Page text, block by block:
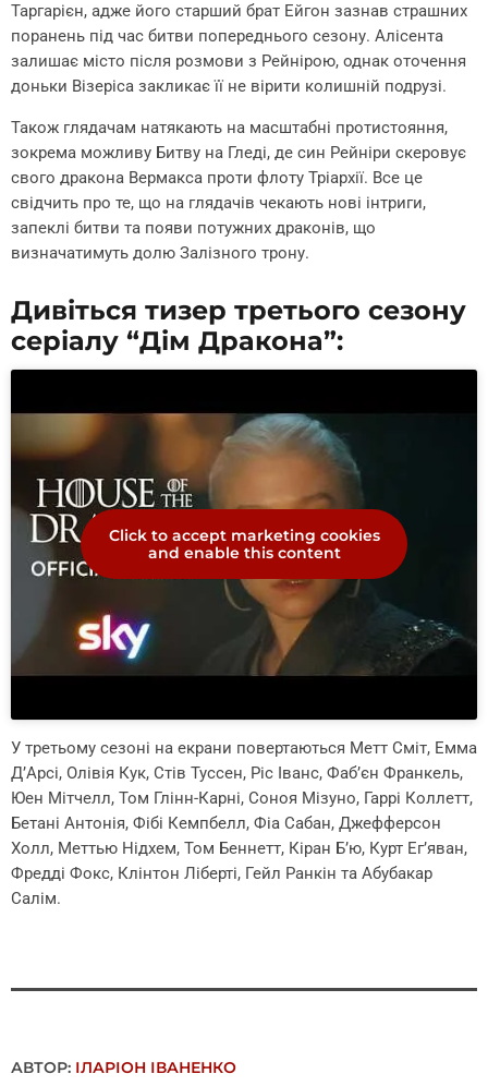
Таргарієн, адже його старший брат Ейгон зазнав страшних
поранень під час битви попереднього сезону. Алісента
залишає місто після розмови з Рейнірою, однак оточення
доньки Візеріса закликає її не вірити колишній подрузі.
Також глядачам натякають на масштабні протистояння,
зокрема можливу Битву на Гледі, де син Рейніри скеровує
свого дракона Вермакса проти флоту Тріархії. Все це
свідчить про те, що на глядачів чекають нові інтриги,
запеклі битви та появи потужних драконів, що
визначатимуть долю Залізного трону.
Дивіться тизер третього сезону
серіалу “Дім Дракона”:
Click to accept marketing cookies
and enable this content
У третьому сезоні на екрани повертаються Метт Сміт, Емма
Д’Арсі, Олівія Кук, Стів Туссен, Ріс Іванс, Фаб’єн Франкель,
Юен Мітчелл, Том Глінн-Карні, Соноя Мізуно, Гаррі Коллетт,
Бетані Антонія, Фібі Кемпбелл, Фіа Сабан, Джефферсон
Холл, Меттью Нідхем, Том Беннетт, Кіран Б’ю, Курт Ег’яван,
Фредді Фокс, Клінтон Ліберті, Гейл Ранкін та Абубакар
Салім.
АВТОР: ІЛАРІОН ІВАНЕНКО